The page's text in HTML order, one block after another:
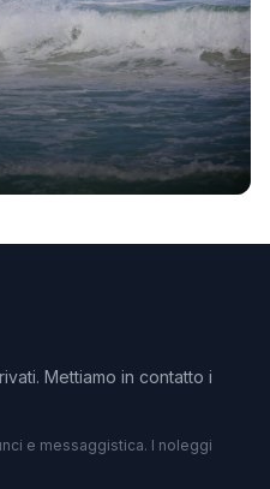
Mettiamo in contatto i
e messaggistica. I noleggi